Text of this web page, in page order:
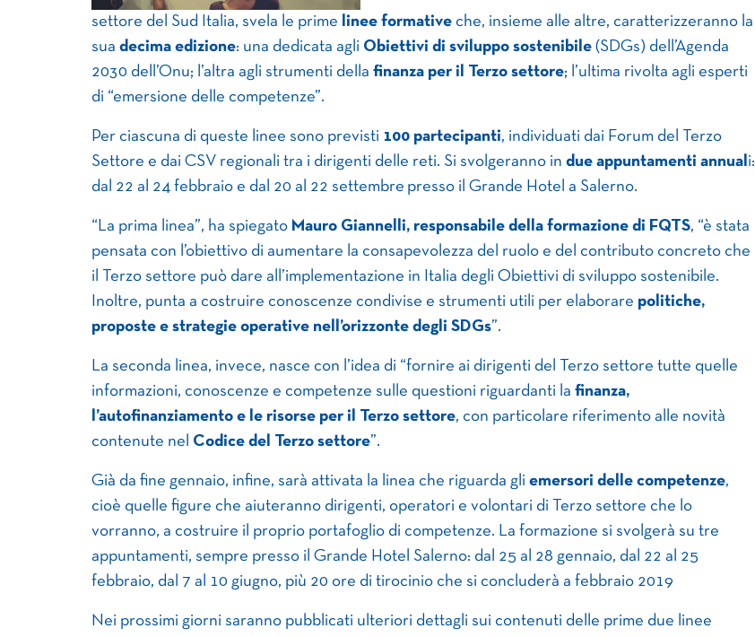
settore del Sud Italia, svela le prime linee formative che, insieme alle altre, caratterizzeranno la
sua decima edizione: una dedicata agli Obiettivi di sviluppo sostenibile (SDGs) dell’Agenda
2030 dell’Onu; l’altra agli strumenti della finanza per il Terzo settore; l’ultima rivolta agli esperti
di “emersione delle competenze”.
Per ciascuna di queste linee sono previsti 100 partecipanti, individuati dai Forum del Terzo
Settore e dai CSV regionali tra i dirigenti delle reti. Si svolgeranno in due appuntamenti annual i:
dal 22 al 24 febbraio e dal 20 al 22 settembre presso il Grande Hotel a Salerno.
“La prima linea”, ha spiegato Mauro Giannelli, responsabile della formazione di FQTS, “è stata
pensata con l’obiettivo di aumentare la consapevolezza del ruolo e del contributo concreto che
il Terzo settore può dare all’implementazione in Italia degli Obiettivi di sviluppo sostenibile.
Inoltre, punta a costruire conoscenze condivise e strumenti utili per elaborare politiche,
proposte e strategie operative nell’orizzonte degli SDGs”.
La seconda linea, invece, nasce con l’idea di “fornire ai dirigenti del Terzo settore tutte quelle
informazioni, conoscenze e competenze sulle questioni riguardanti la finanza,
l’autofinanziamento e le risorse per il Terzo settore, con particolare riferimento alle novità
contenute nel Codice del Terzo settore”.
Già da fine gennaio, infine, sarà attivata la linea che riguarda gli emersori delle competenze,
cioè quelle figure che aiuteranno dirigenti, operatori e volontari di Terzo settore che lo
vorranno, a costruire il proprio portafoglio di competenze. La formazione si svolgerà su tre
appuntamenti, sempre presso il Grande Hotel Salerno: dal 25 al 28 gennaio, dal 22 al 25
febbraio, dal 7 al 10 giugno, più 20 ore di tirocinio che si concluderà a febbraio 2019
Nei prossimi giorni saranno pubblicati ulteriori dettagli sui contenuti delle prime due linee